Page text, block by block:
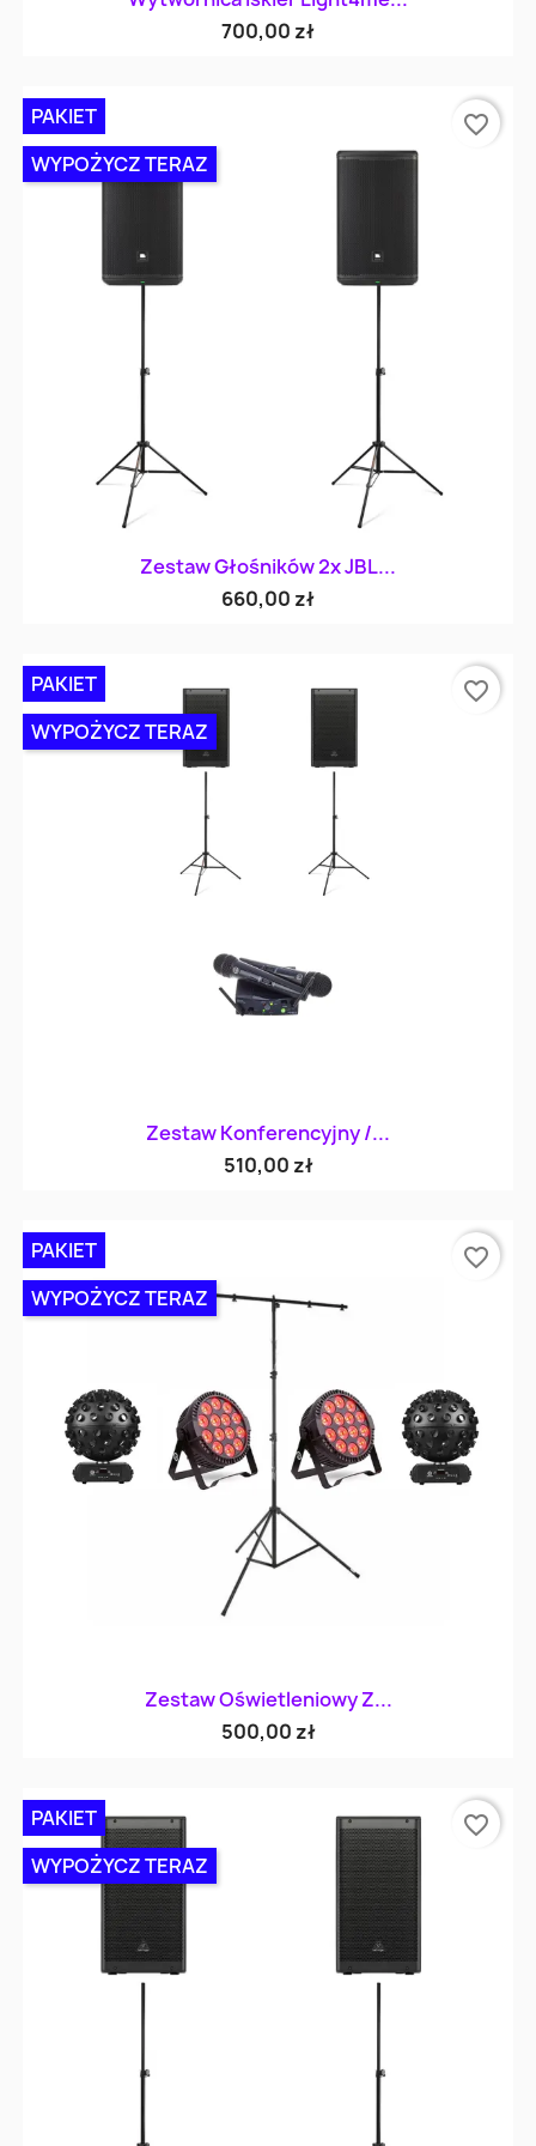
700,00 zł
Zestaw Głośników 2x JBL...
660,00 zł
PAKIET
WYPOŻYCZ TERAZ
favorite_border
Zestaw Konferencyjny /...
510,00 zł
PAKIET
WYPOŻYCZ TERAZ
favorite_border
Zestaw Oświetleniowy Z...
500,00 zł
PAKIET
WYPOŻYCZ TERAZ
favorite_border
PAKIET
WYPOŻYCZ TERAZ
favorite_border